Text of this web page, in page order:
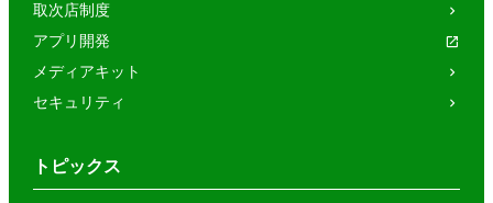
取次店制度
アプリ開発
メディアキット
セキュリティ
トピックス